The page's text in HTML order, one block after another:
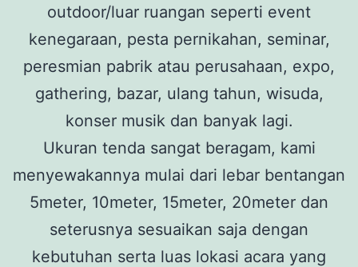
outdoor/luar ruangan seperti event
kenegaraan, pesta pernikahan, seminar,
peresmian pabrik atau perusahaan, expo,
gathering, bazar, ulang tahun, wisuda,
konser musik dan banyak lagi.
Ukuran tenda sangat beragam, kami
menyewakannya mulai dari lebar bentangan
5meter, 10meter, 15meter, 20meter dan
seterusnya sesuaikan saja dengan
kebutuhan serta luas lokasi acara yang